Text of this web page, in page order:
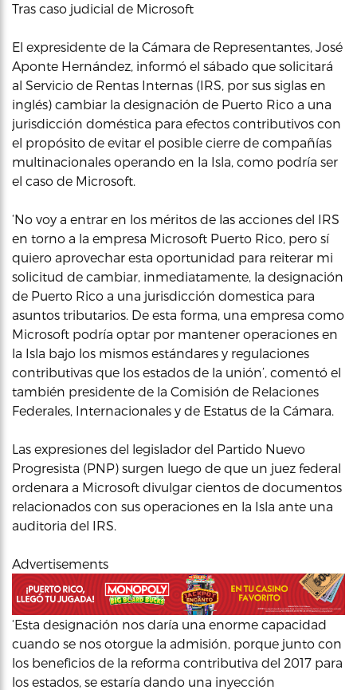
Tras caso judicial de Microsoft
El expresidente de la Cámara de Representantes, José
Aponte Hernández, informó el sábado que solicitará
al Servicio de Rentas Internas (IRS, por sus siglas en
inglés) cambiar la designación de Puerto Rico a una
jurisdicción doméstica para efectos contributivos con
el propósito de evitar el posible cierre de compañías
multinacionales operando en la Isla, como podría ser
el caso de Microsoft.
‘No voy a entrar en los méritos de las acciones del IRS
en torno a la empresa Microsoft Puerto Rico, pero sí
quiero aprovechar esta oportunidad para reiterar mi
solicitud de cambiar, inmediatamente, la designación
de Puerto Rico a una jurisdicción domestica para
asuntos tributarios. De esta forma, una empresa como
Microsoft podría optar por mantener operaciones en
la Isla bajo los mismos estándares y regulaciones
contributivas que los estados de la unión’, comentó el
también presidente de la Comisión de Relaciones
Federales, Internacionales y de Estatus de la Cámara.
Las expresiones del legislador del Partido Nuevo
Progresista (PNP) surgen luego de que un juez federal
ordenara a Microsoft divulgar cientos de documentos
relacionados con sus operaciones en la Isla ante una
auditoria del IRS.
Advertisements
‘Esta designación nos daría una enorme capacidad
cuando se nos otorgue la admisión, porque junto con
los beneficios de la reforma contributiva del 2017 para
los estados, se estaría dando una inyección